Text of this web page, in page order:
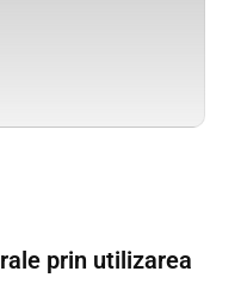
prin utilizarea